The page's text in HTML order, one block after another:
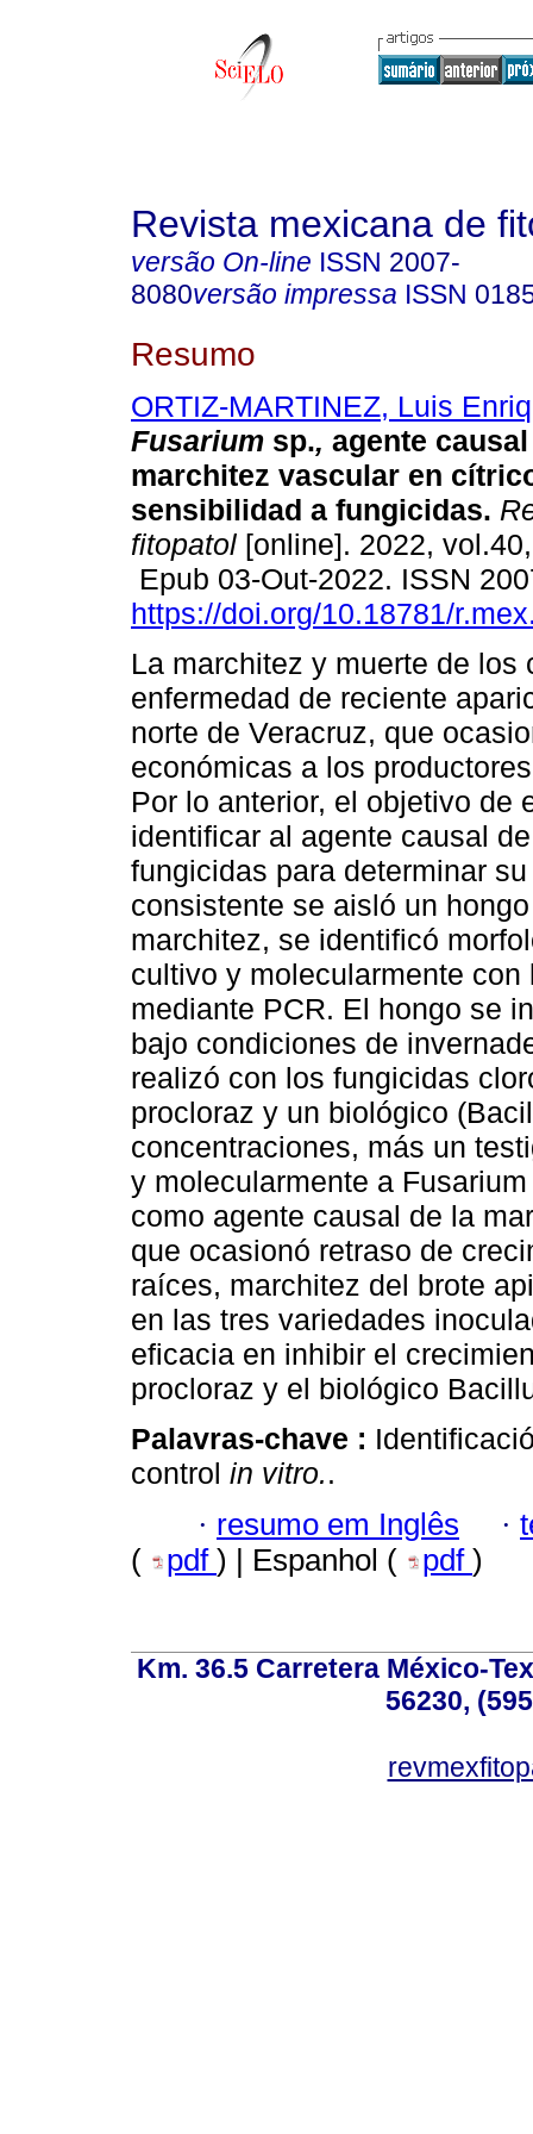
Revista mexicana de
versão On-line ISSN 2007-
8080versão impressa ISSN
Resumo
ORTIZ-MARTINEZ, Luis
Fusarium sp., agente
marchitez vascular en
sensibilidad a fungicidas.
fitopatol [online]. 2022,
Epub 03-Out-2022. ISSN
https://doi.org/10.18781/
La marchitez y muerte de los
enfermedad de reciente
norte de Veracruz, que
económicas a los
Por lo anterior, el objetivo de
identificar al agente causal
fungicidas para determinar
consistente se aisló un
marchitez, se identificó
cultivo y molecularmente
mediante PCR. El hongo se
bajo condiciones de
realizó con los fungicidas
procloraz y un biológico
concentraciones, más un
y molecularmente a
como agente causal de la
que ocasionó retraso de
raíces, marchitez del brote
en las tres variedades
eficacia en inhibir el
procloraz y el biológico
Palavras-chave :
control in vitro..
· resumo em Inglês ·
(
pdf ) | Espanhol ( pdf )
Km. 36.5 Carretera México-
56230,